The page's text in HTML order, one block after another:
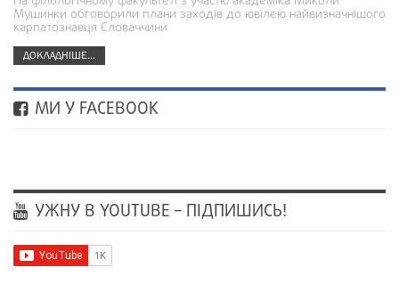
Мушинки обговорили плани заходів до ювілею найвизначнішого
карпатознавця Словаччини
ДОКЛАДНІШЕ...
МИ У FACEBOOK
УЖНУ В YOUTUBE – ПІДПИШИСЬ!